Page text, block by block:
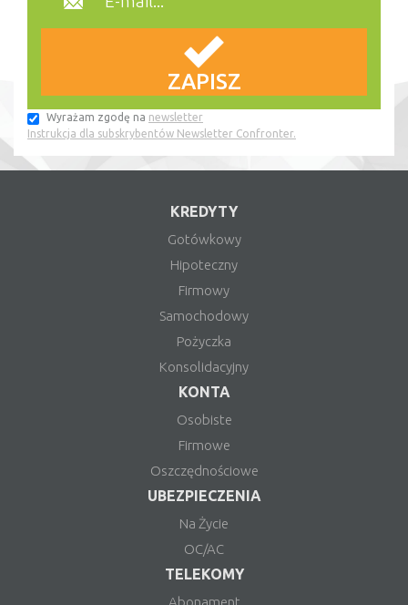
Wyrażam zgodę na newsletter
Instrukcja dla subskrybentów Newsletter Confronter.
KREDYTY
Gotówkowy
Hipoteczny
Firmowy
Samochodowy
Pożyczka
Konsolidacyjny
KONTA
Osobiste
Firmowe
Oszczędnościowe
UBEZPIECZENIA
Na Życie
OC/AC
TELEKOMY